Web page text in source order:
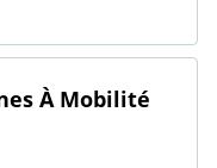
À Mobilité